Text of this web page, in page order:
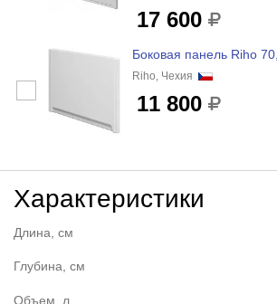
17 600
Боковая панель Riho
Riho, Чехия
11 800
Характеристики
Длина, см
Глубина, см
Объем, л